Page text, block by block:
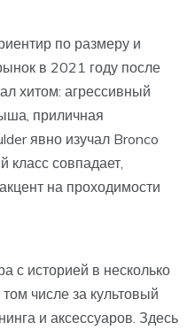
по размеру и
в 2021 году после
хитом: агрессивный
приличная
явно изучал Bronco
класс совпадает,
на проходимости
с историей в несколько
числе за культовый
и аксессуаров. Здесь